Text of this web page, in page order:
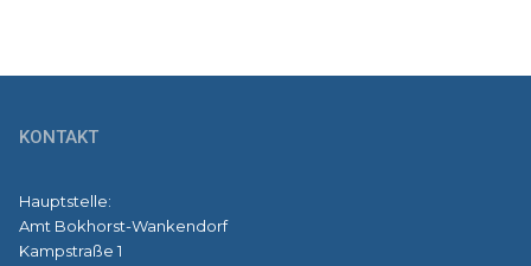
KONTAKT
Hauptstelle:
Amt Bokhorst-Wankendorf
Kampstraße 1